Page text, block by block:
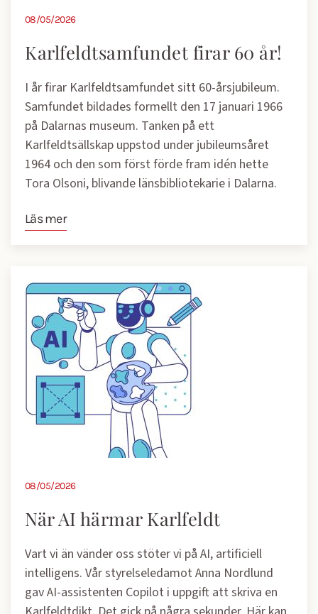
08/05/2026
Karlfeldtsamfundet firar 60 år!
I år firar Karlfeldtsamfundet sitt 60-årsjubileum.
Samfundet bildades formellt den 17 januari 1966
på Dalarnas museum. Tanken på ett
Karlfeldtsällskap uppstod under jubileumsåret
1964 och den som först förde fram idén hette
Tora Olsoni, blivande länsbibliotekarie i Dalarna.
Läs mer
08/05/2026
När AI härmar Karlfeldt
Vart vi än vänder oss stöter vi på AI, artificiell
intelligens. Vår styrelseledamot Anna Nordlund
gav AI-assistenten Copilot i uppgift att skriva en